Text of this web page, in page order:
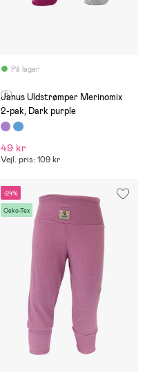
På lager
(5)
Janus Uldstrømper Merinomix
2-pak, Dark purple
49 kr
Vejl. pris: 109 kr
-24%
Oeko-Tex